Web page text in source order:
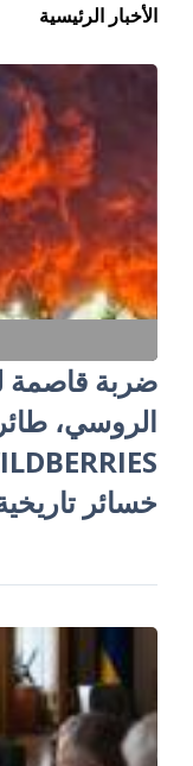
الأخبار الرئيسية
ضربة قاصمة
الروسي،
خسائر